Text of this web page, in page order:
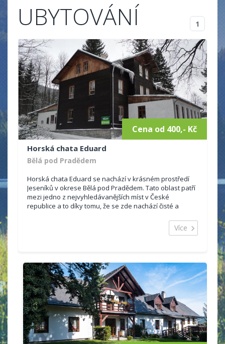
UBYTOVÁNÍ 1
Cena od 400,- Kč
Horská chata Eduard
Bělá pod Pradědem
Horská chata Eduard se nachází v krásném prostředí
Jeseníků v okrese Bělá pod Pradědem. Tato oblast patří
mezi jedno z nejvyhledávanějších míst v České
republice a to díky tomu, že se zde nachází čisté a
Více